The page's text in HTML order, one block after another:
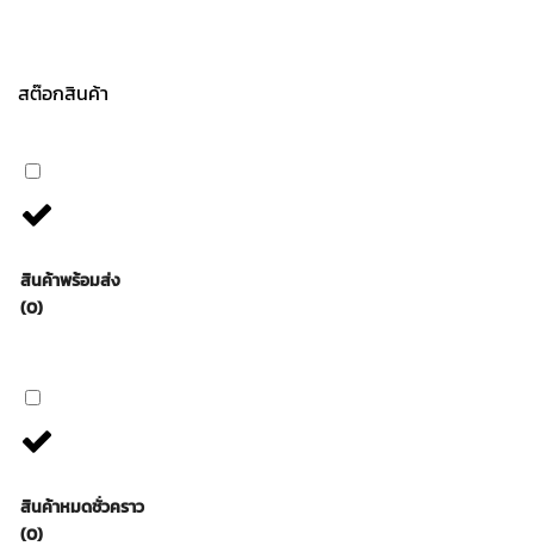
สต๊อกสินค้า
สินค้าพร้อมส่ง
(0)
สินค้าหมดชั่วคราว
(0)